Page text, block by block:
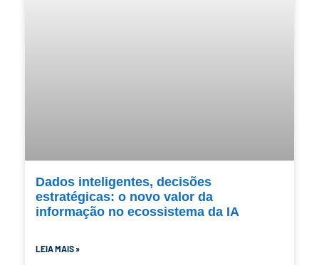
Dados inteligentes, decisões
estratégicas: o novo valor da
informação no ecossistema da IA
LEIA MAIS »